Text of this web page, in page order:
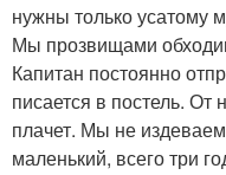
нужны только усатому
Мы прозвищами
Капитан постоянно
писается в постель. От
плачет. Мы не
маленький, всего три